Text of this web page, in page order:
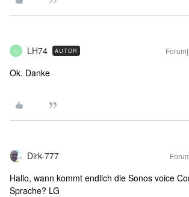
L LH74 AUTOR
Ok. Danke
Dirk-777
Hallo, wann kommt endlich die Sonos voice
Sprache? LG